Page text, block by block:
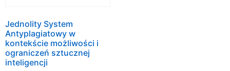
Jednolity System
Antyplagiatowy w
kontekście możliwości i
ograniczeń sztucznej
inteligencji